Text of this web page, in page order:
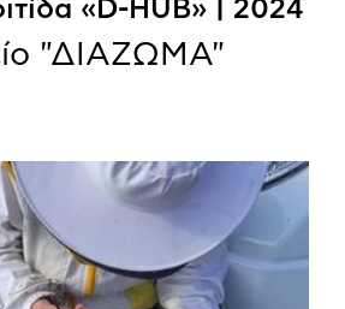
«D-HUB» | 2024
"ΔΙΑΖΩΜΑ"